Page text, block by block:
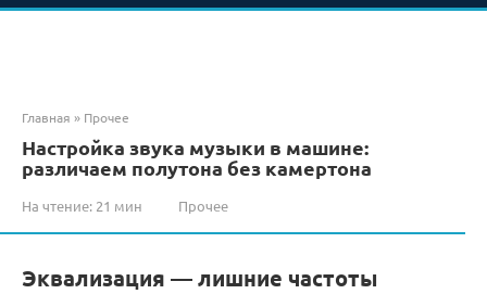
Главная » Прочее
Настройка звука музыки в машине:
различаем полутона без камертона
На чтение: 21 мин Прочее
Эквализация — лишние частоты